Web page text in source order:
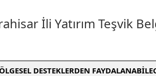
İli Yatırım Teşvik
DESTEKLERDEN